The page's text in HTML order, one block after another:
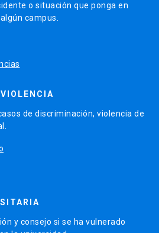
o situación que ponga en
campus.
de discriminación, violencia de
y consejo si se ha vulnerado